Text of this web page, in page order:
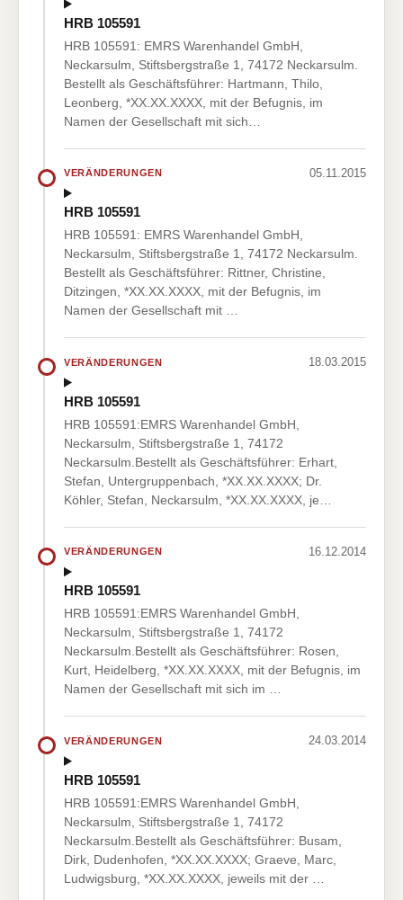
HRB 105591
HRB 105591: EMRS Warenhandel GmbH,
Neckarsulm, Stiftsbergstraße 1, 74172 Neckarsulm.
Bestellt als Geschäftsführer: Hartmann, Thilo,
Leonberg, *XX.XX.XXXX, mit der Befugnis, im
Namen der Gesellschaft mit sich…
VERÄNDERUNGEN 05.11.2015
HRB 105591
HRB 105591: EMRS Warenhandel GmbH,
Neckarsulm, Stiftsbergstraße 1, 74172 Neckarsulm.
Bestellt als Geschäftsführer: Rittner, Christine,
Ditzingen, *XX.XX.XXXX, mit der Befugnis, im
Namen der Gesellschaft mit …
VERÄNDERUNGEN 18.03.2015
HRB 105591
HRB 105591:EMRS Warenhandel GmbH,
Neckarsulm, Stiftsbergstraße 1, 74172
Neckarsulm.Bestellt als Geschäftsführer: Erhart,
Stefan, Untergruppenbach, *XX.XX.XXXX; Dr.
Köhler, Stefan, Neckarsulm, *XX.XX.XXXX, je…
VERÄNDERUNGEN 16.12.2014
HRB 105591
HRB 105591:EMRS Warenhandel GmbH,
Neckarsulm, Stiftsbergstraße 1, 74172
Neckarsulm.Bestellt als Geschäftsführer: Rosen,
Kurt, Heidelberg, *XX.XX.XXXX, mit der Befugnis, im
Namen der Gesellschaft mit sich im …
VERÄNDERUNGEN 24.03.2014
HRB 105591
HRB 105591:EMRS Warenhandel GmbH,
Neckarsulm, Stiftsbergstraße 1, 74172
Neckarsulm.Bestellt als Geschäftsführer: Busam,
Dirk, Dudenhofen, *XX.XX.XXXX; Graeve, Marc,
Ludwigsburg, *XX.XX.XXXX, jeweils mit der …